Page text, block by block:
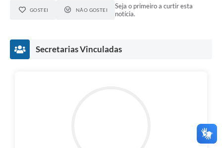
GOSTEI NÃO GOSTEI
Seja o primeiro a curtir esta
notícia.
Secretarias Vinculadas